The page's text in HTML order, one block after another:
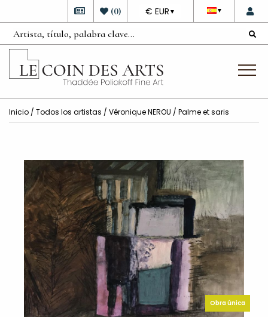
▼
DEVISE
€ EUR ▼
(0)
Inicio / Todos los artistas / Véronique NEROU / Palme et saris
Obra única